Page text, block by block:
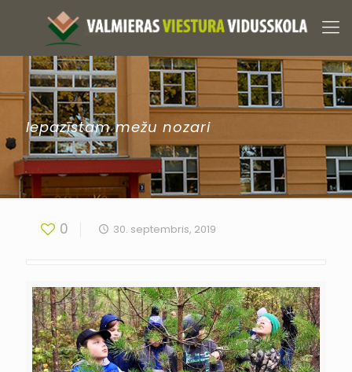
Iepazīstam mežu nozari
0 30. septembris, 2019